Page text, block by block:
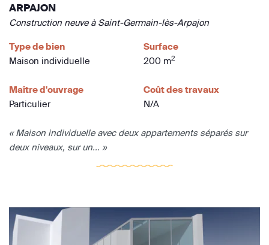
ARPAJON
Construction neuve à Saint-Germain-lès-Arpajon
Type de bien
Maison individuelle
Surface
200 m2
Maître d'ouvrage
Particulier
Coût des travaux
N/A
« Maison individuelle avec deux appartements séparés sur
deux niveaux, sur un... »